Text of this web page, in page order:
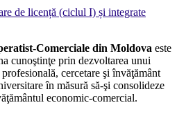
de licență (ciclul I) și integrate
Comerciale din Moldova este
cunoştinţe prin dezvoltarea unui
cercetare şi învăţământ
în măsură să-şi consolideze
economic-comercial.